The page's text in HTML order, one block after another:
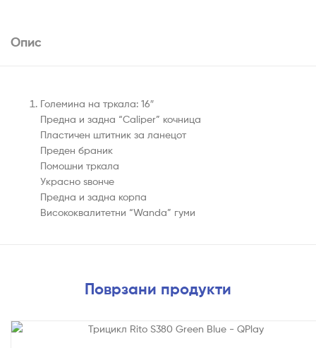
Опис
Големина на тркала: 16″
Предна и задна “Caliper” кочница
Пластичен штитник за ланецот
Преден браник
Помошни тркала
Украсно ѕвонче
Предна и задна корпа
Висококвалитетни “Wanda” гуми
Поврзани продукти